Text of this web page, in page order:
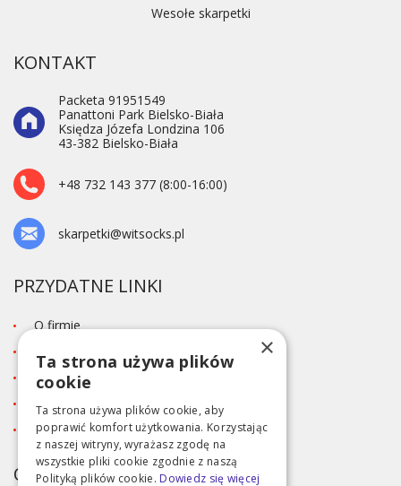
Wesołe skarpetki
KONTAKT
Packeta 91951549
Panattoni Park Bielsko-Biała
Księdza Józefa Londzina 106
43-382 Bielsko-Biała
+48 732 143 377 (8:00-16:00)
skarpetki@witsocks.pl
PRZYDATNE LINKI
O firmie
Kontakt
Tabela rozmiarów
Polityka prywatności RODO
OBSŁUGA KLIENTA
×
Ta strona używa plików
cookie
Ta strona używa plików cookie, aby
poprawić komfort użytkowania. Korzystając
z naszej witryny, wyrażasz zgodę na
wszystkie pliki cookie zgodnie z naszą
Polityką plików cookie. Dowiedz się więcej